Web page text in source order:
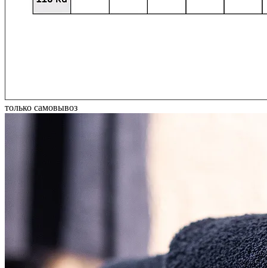
только самовывоз